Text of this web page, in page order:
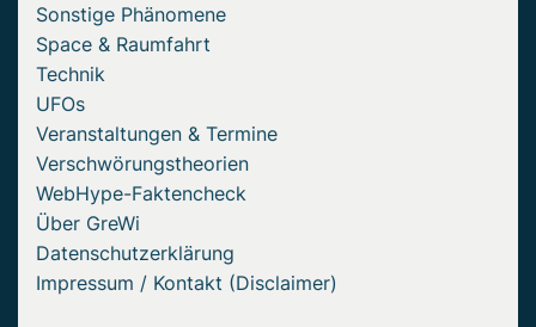
Sonstige Phänomene
Space & Raumfahrt
Technik
UFOs
Veranstaltungen & Termine
Verschwörungstheorien
WebHype-Faktencheck
Über GreWi
Datenschutzerklärung
Impressum / Kontakt (Disclaimer)